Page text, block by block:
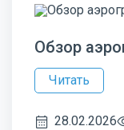
Обзор
Читать
28.02.2026